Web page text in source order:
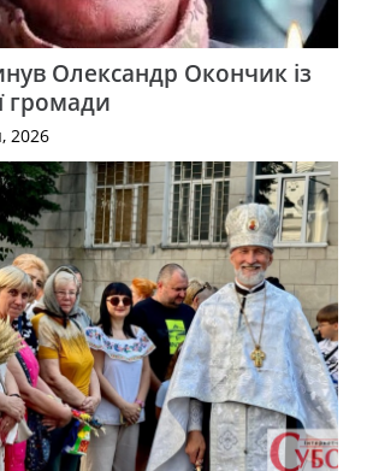
Олександр Окончик із
громади
2026